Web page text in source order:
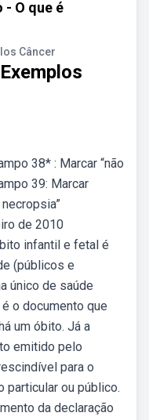
- O que é
Câncer
38* : Marcar “não
39: Marcar
de 2010
infantil e fetal é
(públicos e
único de saúde
o documento que
um óbito. Já a
emitido pelo
para o
particular ou público.
da declaração